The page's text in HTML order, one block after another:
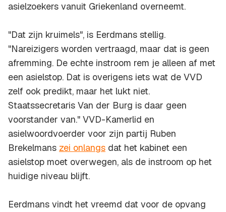
asielzoekers vanuit Griekenland overneemt.
"Dat zijn kruimels", is Eerdmans stellig.
"Nareizigers worden vertraagd, maar dat is geen
afremming. De echte instroom rem je alleen af met
een asielstop. Dat is overigens iets wat de VVD
zelf ook predikt, maar het lukt niet.
Staatssecretaris Van der Burg is daar geen
voorstander van." VVD-Kamerlid en
asielwoordvoerder voor zijn partij Ruben
Brekelmans zei onlangs dat het kabinet een
asielstop moet overwegen, als de instroom op het
huidige niveau blijft.
Eerdmans vindt het vreemd dat voor de opvang